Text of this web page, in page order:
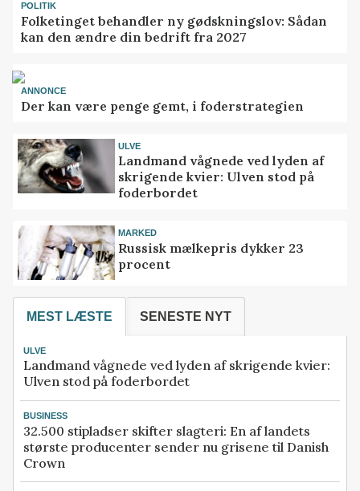
POLITIK
Folketinget behandler ny gødskningslov: Sådan
kan den ændre din bedrift fra 2027
ANNONCE
Der kan være penge gemt, i foderstrategien
ULVE
Landmand vågnede ved lyden af
skrigende kvier: Ulven stod på
foderbordet
MARKED
Russisk mælkepris dykker 23
procent
MEST LÆSTE SENESTE NYT
ULVE
Landmand vågnede ved lyden af skrigende kvier:
Ulven stod på foderbordet
BUSINESS
32.500 stipladser skifter slagteri: En af landets
største producenter sender nu grisene til Danish
Crown